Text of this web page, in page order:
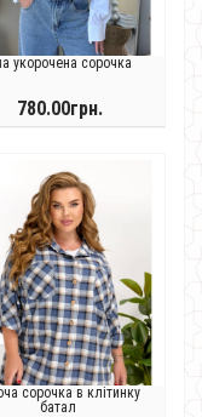
укорочена сорочка
780.00грн.
сорочка в клітинку
батал